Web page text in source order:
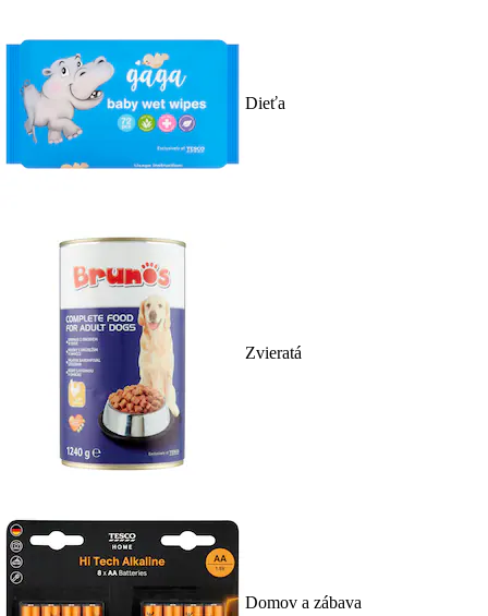
Dieťa
Zvieratá
Domov a zábava